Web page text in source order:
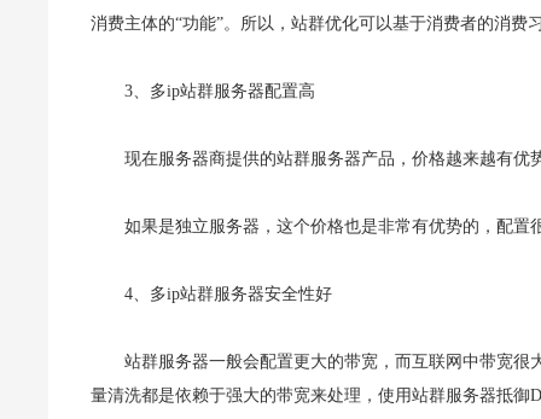
消费主体的“功能”。所以，站群优化可以基于消费者的消费
3、多ip站群服务器配置高
现在服务器商提供的站群服务器产品，价格越来越有优
如果是独立服务器，这个价格也是非常有优势的，配置
4、多ip站群服务器安全性好
站群服务器一般会配置更大的带宽，而互联网中带宽
量清洗都是依赖于强大的带宽来处理，使用站群服务器抵